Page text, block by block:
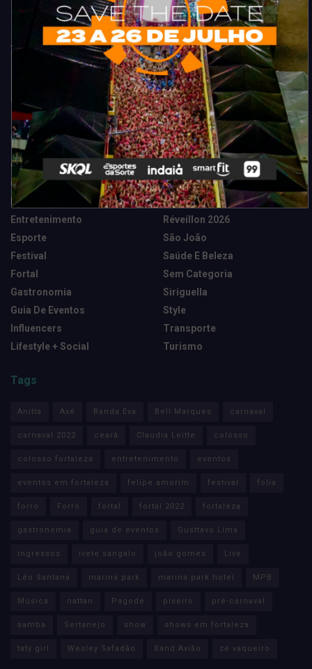
Categorias
Camarote Vip Junino
Cidade
Destaques
Entretenimento
Esporte
Festival
Fortal
Gastronomia
Guia De Eventos
Influencers
Lifestyle + Social
Marketing E Negócios
Música
News Tech
Réveillon 2026
São João
Saúde E Beleza
Sem Categoria
Siriguella
Style
Transporte
Turismo
Tags
Anitta Axé Banda Eva Bell Marques carnaval
carnaval 2022 ceará Claudia Leitte colosso
colosso fortaleza entretenimento eventos
eventos em fortaleza felipe amorim festival folia
forro Forró fortal fortal 2022 fortaleza
gastronomia guia de eventos Gusttavo Lima
ingressos ivete sangalo joão gomes Live
Léo Santana marina park marina park hotel MPB
Música nattan Pagode piseiro pré-carnaval
samba Sertanejo show shows em fortaleza
taty girl Wesley Safadão Xand Avião zé vaqueiro